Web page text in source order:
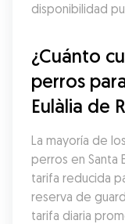
disponibilidad
¿Cuánto
perros
Eulàlia de
La mayoría de
perros en Santa
tarifa reducida
reserva de
tarifa diaria